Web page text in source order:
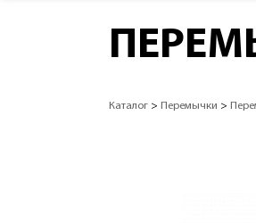
Каталог > Перемычки >